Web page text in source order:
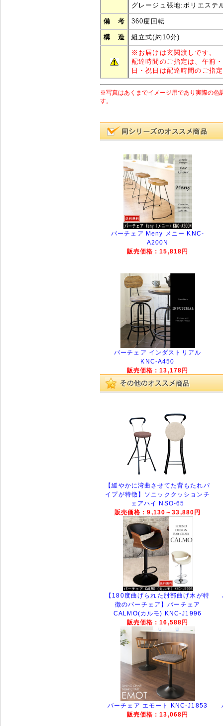
グレージュ張地:ポリエステ
備 考 360度回転
構 造 組立式(約10分)
※ お届けは玄関渡しです。
配達時間のご指定は、午前
日・祝日は配達時間のご指
※写真はあくまでイメージ用であり実際の色
す。
バーチェア Meny メニー KNC-
A200N
販売価格：15,818円
バーチェア インダストリアル
KNC-A450
販売価格：13,178円
【緩やかに湾曲させてた背もたれパ
イプが特徴】ソニッククッションチ
ェアハイ NSO-65
販売価格：9,130～33,880円
【180度曲げられた肘部曲げ木が特
徴のバーチェア】バーチェア
CALMO(カルモ) KNC-J1996
販売価格：16,588円
バーチェア エモート KNC-J1853
販売価格：13,068円